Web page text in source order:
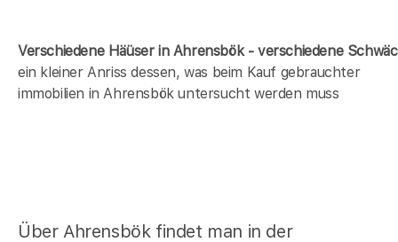
Verschiedene Häüser in Ahrensbök - verschiedene
ein kleiner Anriss dessen, was beim Kauf gebrauchter
immobilien in Ahrensbök untersucht werden muss
Über Ahrensbök findet man in der